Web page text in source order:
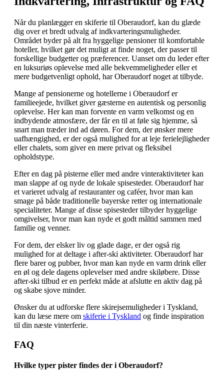
Når du planlægger en skiferie til Oberaudorf, kan du glæde
dig over et bredt udvalg af indkvarteringsmuligheder.
Området byder på alt fra hyggelige pensioner til komfortable
hoteller, hvilket gør det muligt at finde noget, der passer til
forskellige budgetter og præferencer. Uanset om du leder efter
en luksuriøs oplevelse med alle bekvemmeligheder eller et
mere budgetvenligt ophold, har Oberaudorf noget at tilbyde.
Mange af pensionerne og hotellerne i Oberaudorf er
familieejede, hvilket giver gæsterne en autentisk og personlig
oplevelse. Her kan man forvente en varm velkomst og en
indbydende atmosfære, der får en til at føle sig hjemme, så
snart man træder ind ad døren. For dem, der ønsker mere
uafhængighed, er der også mulighed for at leje ferielejligheder
eller chalets, som giver en mere privat og fleksibel
opholdstype.
Efter en dag på pisterne eller med andre vinteraktiviteter kan
man slappe af og nyde de lokale spisesteder. Oberaudorf har
et varieret udvalg af restauranter og caféer, hvor man kan
smage på både traditionelle bayerske retter og internationale
specialiteter. Mange af disse spisesteder tilbyder hyggelige
omgivelser, hvor man kan nyde et godt måltid sammen med
familie og venner.
For dem, der elsker liv og glade dage, er der også rig
mulighed for at deltage i after-ski aktiviteter. Oberaudorf har
flere barer og pubber, hvor man kan nyde en varm drink eller
en øl og dele dagens oplevelser med andre skiløbere. Disse
after-ski tilbud er en perfekt måde at afslutte en aktiv dag på
og skabe sjove minder.
Ønsker du at udforske flere skirejsemuligheder i Tyskland,
kan du læse mere om skiferie i Tyskland og finde inspiration
til din næste vinterferie.
FAQ
Hvilke typer pister findes der i Oberaudorf?